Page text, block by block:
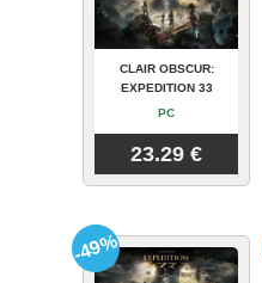
CLAIR OBSCUR:
EXPEDITION 33
PC
23.29 €
-49%